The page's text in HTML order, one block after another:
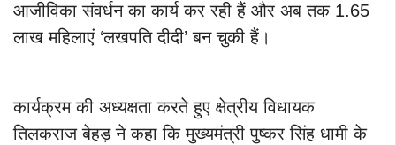
आजीविका संवर्धन का कार्य कर रही हैं और अब तक 1.65
लाख महिलाएं ‘लखपति दीदी’ बन चुकी हैं।
कार्यक्रम की अध्यक्षता करते हुए क्षेत्रीय विधायक
तिलकराज बेहड़ ने कहा कि मुख्यमंत्री पुष्कर सिंह धामी के